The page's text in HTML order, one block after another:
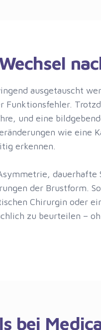
ausgetauscht
Funktionsfehler.
und eine
wie eine
erkennen.
dauerhafte
der Brustform.
Chirurgin oder
zu beurteilen –
bei